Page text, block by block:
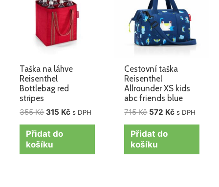
Taška na láhve
Reisenthel
Bottlebag red
stripes
355Kč 315 Kč s DPH
Přidat do
košíku
Cestovní taška
Reisenthel
Allrounder XS kids
abc friends blue
715Kč 572 Kč s DPH
Přidat do
košíku